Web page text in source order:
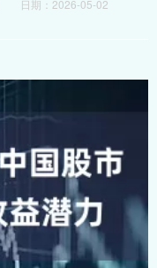
日期：2026-05-02